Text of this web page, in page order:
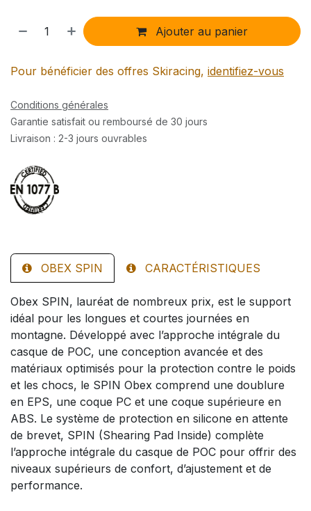
Ajouter au panier
Pour bénéficier des offres Skiracing, identifiez-vous
Conditions générales
Garantie satisfait ou remboursé de 30 jours
Livraison : 2-3 jours ouvrables
OBEX SPIN CARACTÉRISTIQUES
Obex SPIN, lauréat de nombreux prix, est le support
idéal pour les longues et courtes journées en
montagne. Développé avec l’approche intégrale du
casque de POC, une conception avancée et des
matériaux optimisés pour la protection contre le poids
et les chocs, le SPIN Obex comprend une doublure
en EPS, une coque PC et une coque supérieure en
ABS. Le système de protection en silicone en attente
de brevet, SPIN (Shearing Pad Inside) complète
l’approche intégrale du casque de POC pour offrir des
niveaux supérieurs de confort, d’ajustement et de
performance.